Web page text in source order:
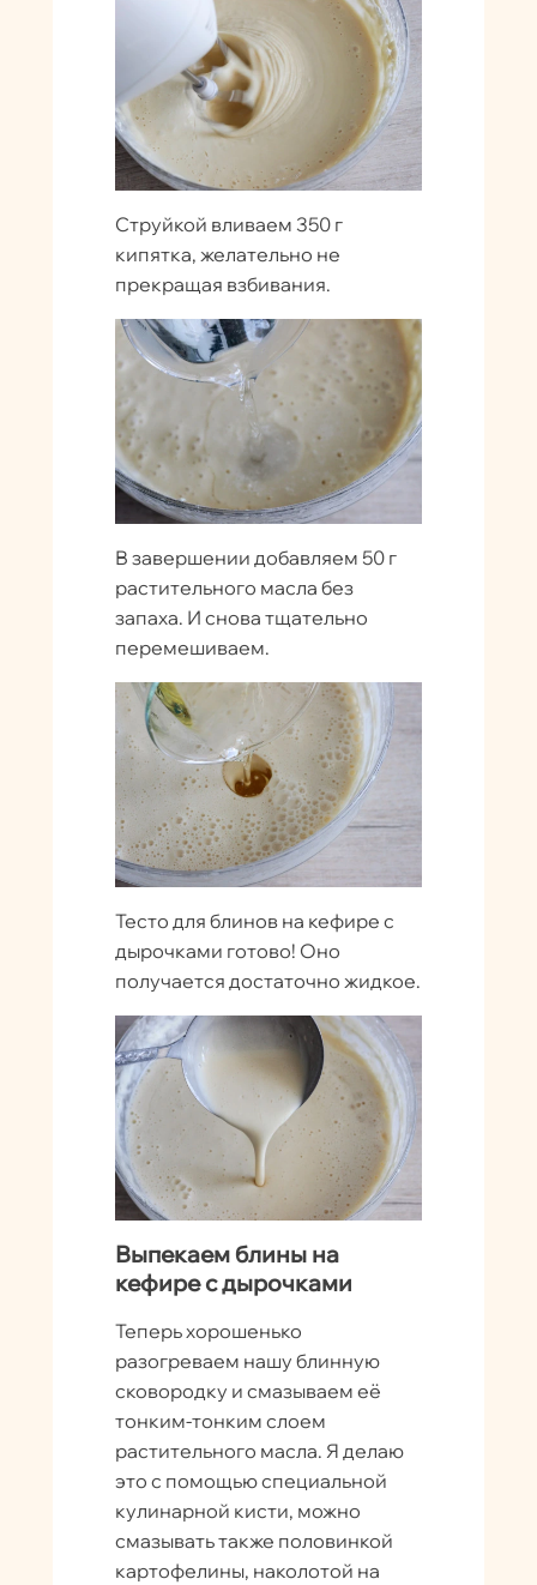
Струйкой вливаем 350 г
кипятка, желательно не
прекращая взбивания.
В завершении добавляем 50 г
растительного масла без
запаха. И снова тщательно
перемешиваем.
Тесто для блинов на кефире с
дырочками готово! Оно
получается достаточно жидкое.
Выпекаем блины на
кефире с дырочками
Теперь хорошенько
разогреваем нашу блинную
сковородку и смазываем её
тонким-тонким слоем
растительного масла. Я делаю
это с помощью специальной
кулинарной кисти, можно
смазывать также половинкой
картофелины, наколотой на